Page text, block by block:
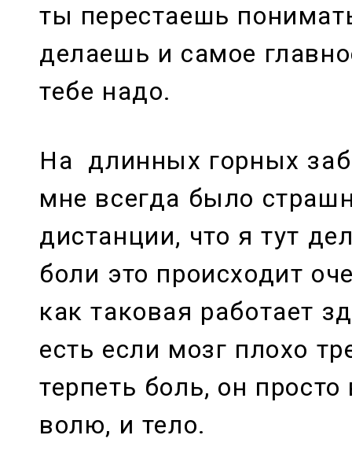
ты перестаешь
делаешь и самое
тебе надо.
На длинных горных
мне всегда было
дистанции, что я тут
боли это происходит
как таковая работает
есть если мозг плохо
терпеть боль, он
волю, и тело.